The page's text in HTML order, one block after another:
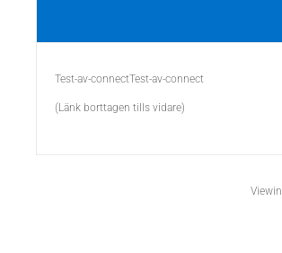
Test-av-connectTest-av-connect
(Länk borttagen tills vidare)